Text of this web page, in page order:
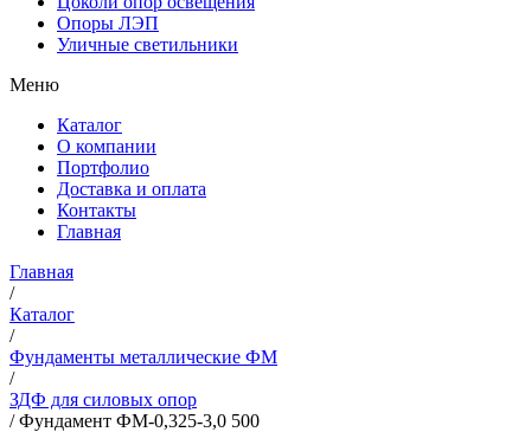
Опоры ЛЭП
Уличные светильники
Меню
Каталог
О компании
Портфолио
Доставка и оплата
Контакты
Главная
Главная
/
Каталог
/
Фундаменты металлические ФМ
/
ЗДФ для силовых опор
/Фундамент ФМ-0,325-3,0 500